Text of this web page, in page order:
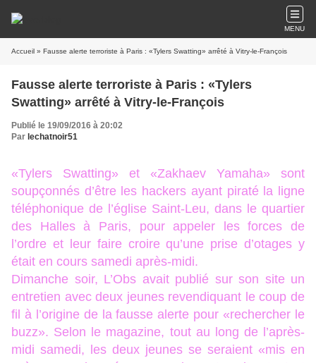
MENU
Accueil » Fausse alerte terroriste à Paris : «Tylers Swatting» arrêté à Vitry-le-François
Fausse alerte terroriste à Paris : «Tylers
Swatting» arrêté à Vitry-le-François
Publié le 19/09/2016 à 20:02
Par lechatnoir51
«Tylers Swatting» et «Zakhaev Yamaha» sont
soupçonnés d’être les hackers ayant piraté la ligne
téléphonique de l’église Saint-Leu, dans le quartier
des Halles à Paris, pour appeler les forces de
l’ordre et leur faire croire qu’une prise d’otages y
était en cours samedi après-midi.
Dimanche soir, L’Obs avait publié sur son site un
entretien avec deux jeunes revendiquant le coup de
fil à l’origine de la fausse alerte pour «rechercher le
buzz». Selon le magazine, tout au long de l’après-
midi samedi, les deux jeunes se seraient «mis en